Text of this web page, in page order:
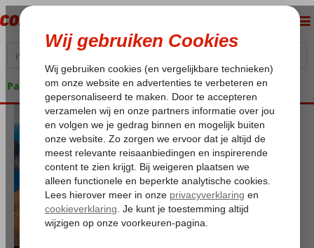
Pakketgarantie